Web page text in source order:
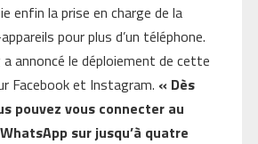
enfin la prise en charge de la
pour plus d’un téléphone.
a annoncé le déploiement de cette
Facebook et Instagram. « Dès
pouvez vous connecter au
sur jusqu’à quatre